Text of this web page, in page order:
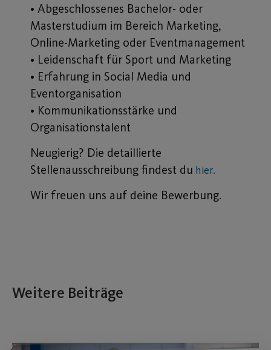
• Abgeschlossenes Bachelor- oder
Masterstudium im Bereich Marketing,
Online-Marketing oder Eventmanagement
• Leidenschaft für Sport und Marketing
• Erfahrung in Social Media und
Eventorganisation
• Kommunikationsstärke und
Organisationstalent
Neugierig? Die detaillierte
Stellenausschreibung findest du hier.
Wir freuen uns auf deine Bewerbung.
Weitere Beiträge